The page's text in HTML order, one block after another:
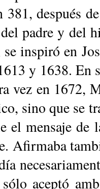
des­pués
pa­dre y del
ins­pi­ró en
y 1638. En
vez en 1672,
si­no que se
el men­sa­je de
Afir­ma­ba
acep­tó